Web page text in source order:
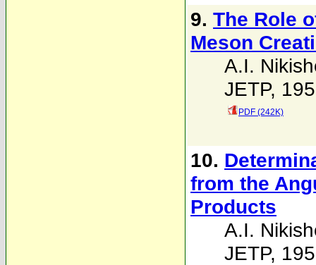
9. The Role
Meson
A.I.
JETP,
PDF (242K)
10.
from the
Products
A.I.
JETP,